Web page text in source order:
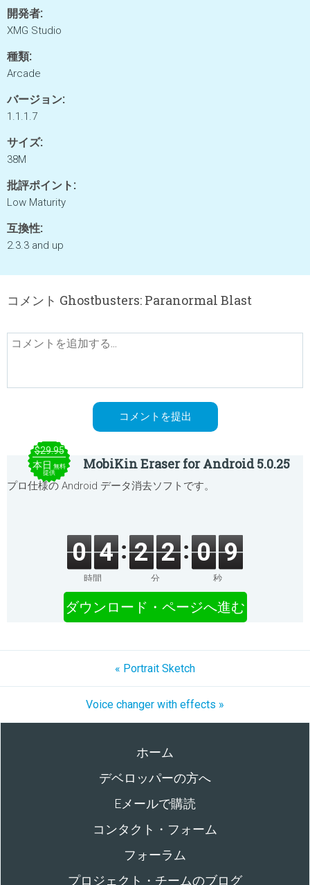
開発者:
XMG Studio
種類:
Arcade
バージョン:
1.1.1.7
サイズ:
38M
批評ポイント:
Low Maturity
互換性:
2.3.3 and up
コメント Ghostbusters: Paranormal Blast
$29.95
本日 無料
提供
MobiKin Eraser for Android 5.0.25
プロ仕様の Android データ消去ソフトです。
0 4
時間
2 2
分
0 9
秒
ダウンロード・ページへ進む
« Portrait Sketch
Voice changer with effects »
ホーム
デベロッパーの方へ
Eメールで購読
コンタクト・フォーム
フォーラム
プロジェクト・チームのブログ